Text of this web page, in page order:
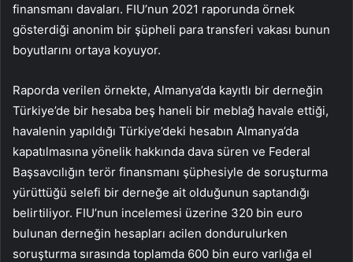
finansmanı davaları. FIU’nun 2021 raporunda örnek
gösterdiği anonim bir şüpheli para transferi vakası bunun
boyutlarını ortaya koyuyor.
Raporda verilen örnekte, Almanya’da kayıtlı bir derneğin
Türkiye’de bir hesaba beş haneli bir meblağ havale ettiği,
havalenin yapıldığı Türkiye’deki hesabın Almanya’da
kapatılmasına yönelik hakkında dava süren ve Federal
Başsavcılığın terör finansmanı şüphesiyle de soruşturma
yürüttüğü selefi bir derneğe ait olduğunun saptandığı
belirtiliyor. FIU’nun incelemesi üzerine 320 bin euro
bulunan derneğin hesapları acilen dondurulurken
soruşturma sırasında toplamda 600 bin euro varlığa el